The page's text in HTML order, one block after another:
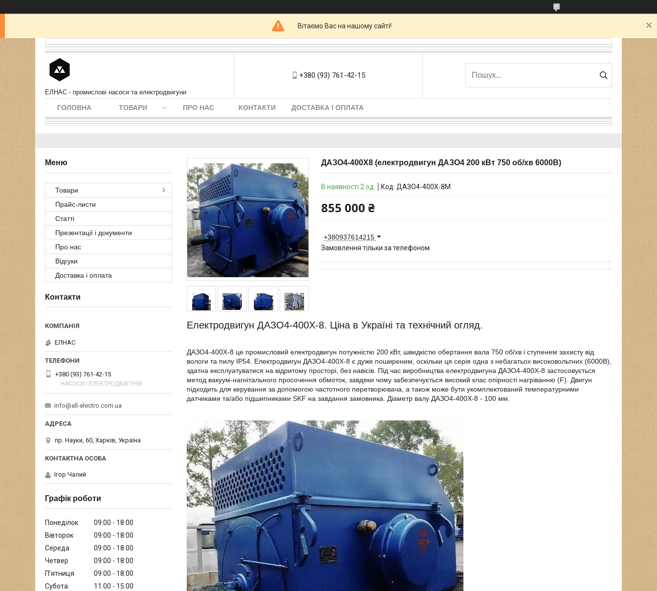
Вітаємо Вас на нашому сайті!
ЕЛНАС - промислові насоси та електродвигуни
+380 (93) 761-42-15
ГОЛОВНА ТОВАРИ ПРО НАС КОНТАКТИ ДОСТАВКА І ОПЛАТА
ДАЗО4-400Х8 (електродвигун ДАЗО4 200 кВт 750 об/хв 6000В)
В наявності 2 од. Код: ДАЗО4-400X-8М
855 000 ₴
+380937614215
Замовлення тільки за телефоном
Електродвигун ДАЗО4-400Х-8. Ціна в Україні та технічний огляд.
ДАЗО4-400Х-8 це промисловий електродвигун потужністю 200 кВт, швидкістю обертання вала 750 об/хв і ступенем захисту від
вологи та пилу IP54. Електродвигун ДАЗО4-400Х-8 є дуже поширеним, оскільки ця серія одна з небагатьох високовольтних (6000В),
здатна експлуатуватися на відритому просторі, без навісів. Під час виробництва електродвигуна ДАЗО4-400Х-8 застосовується
метод вакуум-нагнітального просочення обмоток, завдяки чому забезпечується високий клас опірності нагріванню (F). Двигун
підходить для керування за допомогою частотного перетворювача, а також може бути укомплектований температурними
датчиками та/або підшипниками SKF на завдання замовника. Діаметр валу ДАЗО4-400Х-8 - 100 мм.
Товари
Прайс-листи
Статті
Презентації і документи
Про нас
Відгуки
Доставка і оплата
Контакти
ЕЛНАС
+380 (93) 761-42-15
НАСОСИ І ЕЛЕКТРОДВИГУНИ
info@all-electro.com.ua
пр. Науки, 60, Харків, Україна
Ігор Чалий
Графік роботи
Понеділок 09:00
18:00
Вівторок
09:00
18:00
Середа
09:00
18:00
Четвер
09:00
18:00
Пʼятниця
09:00
18:00
Субота
11:00
15:00